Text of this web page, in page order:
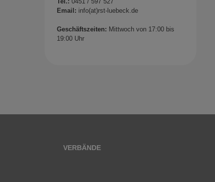
Email: info(at)rst-luebeck.de
Geschäftszeiten: Mittwoch von 17:00 bis
19:00 Uhr
VERBÄNDE